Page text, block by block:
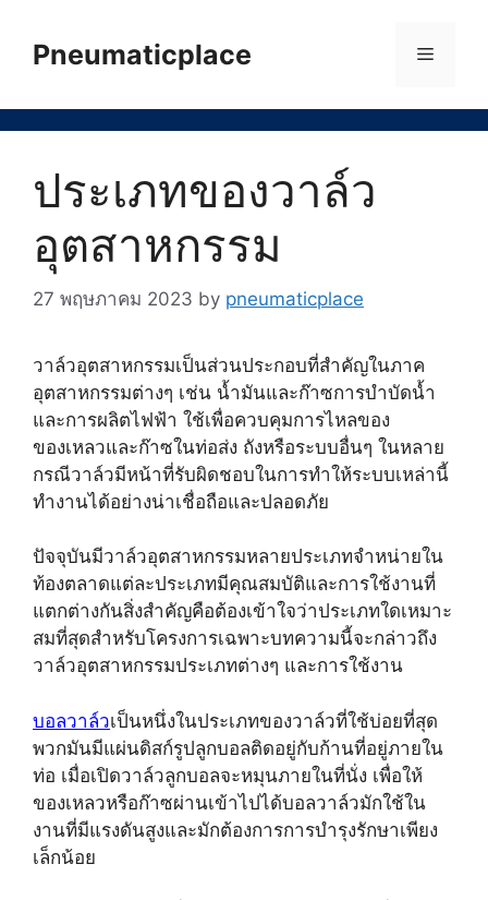
contentPneumaticplace Menu
ประเภทของวาล์ว
อุตสาหกรรม
27 พฤษภาคม 2023 by pneumaticplace
วาล์วอุตสาหกรรมเป็นส่วนประกอบที่สำคัญในภาค
อุตสาหกรรมต่างๆ เช่น น้ำมันและก๊าซการบำบัดน้ำ
และการผลิตไฟฟ้า ใช้เพื่อควบคุมการไหลของ
ของเหลวและก๊าซในท่อส่ง ถังหรือระบบอื่นๆ ในหลาย
กรณีวาล์วมีหน้าที่รับผิดชอบในการทำให้ระบบเหล่านี้
ทำงานได้อย่างน่าเชื่อถือและปลอดภัย
ปัจจุบันมีวาล์วอุตสาหกรรมหลายประเภทจำหน่ายใน
ท้องตลาดแต่ละประเภทมีคุณสมบัติและการใช้งานที่
แตกต่างกันสิ่งสำคัญคือต้องเข้าใจว่าประเภทใดเหมาะ
สมที่สุดสำหรับโครงการเฉพาะบทความนี้จะกล่าวถึง
วาล์วอุตสาหกรรมประเภทต่างๆ และการใช้งาน
บอลวาล์วเป็นหนึ่งในประเภทของวาล์วที่ใช้บ่อยที่สุด
พวกมันมีแผ่นดิสก์รูปลูกบอลติดอยู่กับก้านที่อยู่ภายใน
ท่อ เมื่อเปิดวาล์วลูกบอลจะหมุนภายในที่นั่ง เพื่อให้
ของเหลวหรือก๊าซผ่านเข้าไปได้บอลวาล์วมักใช้ใน
งานที่มีแรงดันสูงและมักต้องการการบำรุงรักษาเพียง
เล็กน้อย